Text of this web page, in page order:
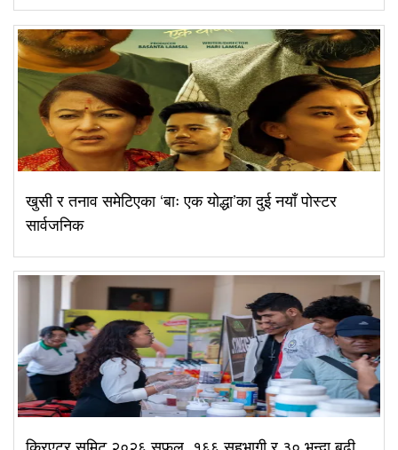
खुसी र तनाव समेटिएका ‘बाः एक योद्धा’का दुई नयाँ पोस्टर
सार्वजनिक